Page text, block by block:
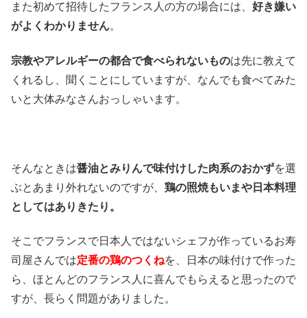
また初めて招待したフランス人の方の場合には、 好き嫌い
がよくわかりません。
宗教やアレルギーの都合で食べられないものは先に教えて
くれるし、聞くことにしていますが、なんでも食べてみた
いと大体みなさんおっしゃいます。
そんなときは醤油とみりんで味付けした肉系のおかずを選
ぶとあまり外れないのですが、 鶏の照焼もいまや日本料理
としてはありきたり。
そこでフランスで日本人ではないシェフが作っているお寿
司屋さんでは定番の鶏のつくねを、日本の味付けで作った
ら、ほとんどのフランス人に喜んでもらえると思ったので
すが、長らく問題がありました。